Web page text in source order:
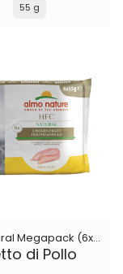
55 g
HFC Natural Megapack (6x55 g)
di Pollo